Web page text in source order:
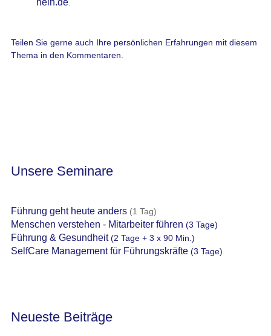
.
Teilen Sie gerne auch Ihre persönlichen Erfahrungen mit diesem
Thema in den Kommentaren.
Unsere Seminare
Führung geht heute anders(1 Tag)
Menschen verstehen - Mitarbeiter führen (3 Tage)
Führung & Gesundheit(2 Tage + 3 x 90 Min.)
SelfCare Management für Führungskräfte(3 Tage)
Neueste Beiträge